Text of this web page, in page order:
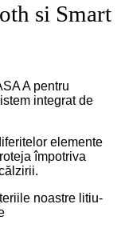
si Smart
A pentru
integrat de
elemente
împotriva
noastre litiu-